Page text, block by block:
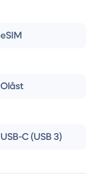
eSIM
Olåst
USB-C (USB 3)